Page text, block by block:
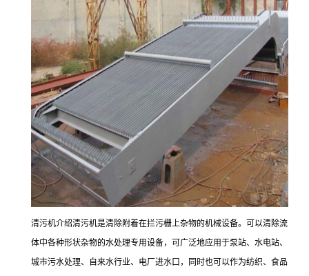
清污机介绍清污机是清除附着在拦污栅上杂物的机械设备。可以清除流
体中各种形状杂物的水处理专用设备，可广泛地应用于泵站、水电站、
城市污水处理、自来水行业、电厂进水口，同时也可以作为纺织、食品